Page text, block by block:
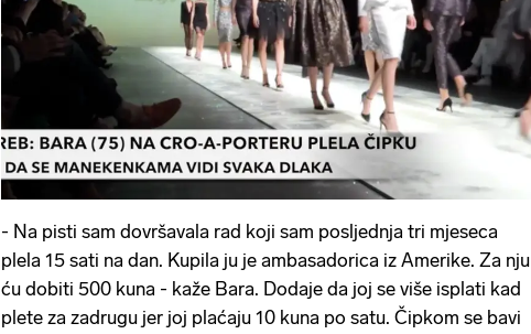
Pokretanje videa...
- Na pisti sam dovršavala rad koji sam posljednja tri mjeseca
plela 15 sati na dan. Kupila ju je ambasadorica iz Amerike. Za nju
ću dobiti 500 kuna - kaže Bara. Dodaje da joj se više isplati kad
plete za zadrugu jer joj plaćaju 10 kuna po satu. Čipkom se bavi